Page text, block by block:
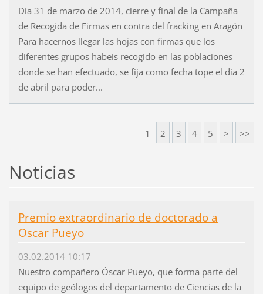
Día 31 de marzo de 2014, cierre y final de la Campaña
de Recogida de Firmas en contra del fracking en Aragón
Para hacernos llegar las hojas con firmas que los
diferentes grupos habeis recogido en las poblaciones
donde se han efectuado, se fija como fecha tope el día 2
de abril para poder...
1 2 3 4 5 > >>
Noticias
Premio extraordinario de doctorado a
Oscar Pueyo
03.02.2014 10:17
Nuestro compañero Óscar Pueyo, que forma parte del
equipo de geólogos del departamento de Ciencias de la